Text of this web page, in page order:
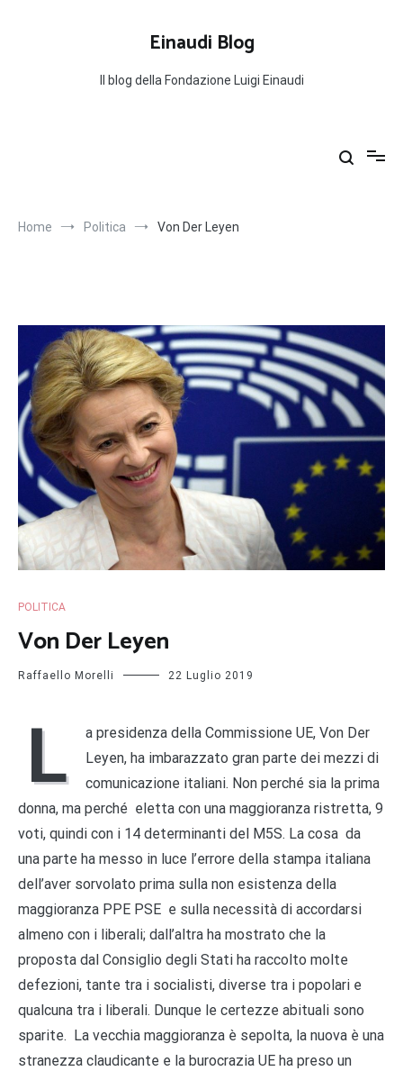
Einaudi Blog
Il blog della Fondazione Luigi Einaudi
Home Politica Von Der Leyen
POLITICA
Von Der Leyen
Raffaello Morelli 22 Luglio 2019
L
a presidenza della Commissione UE, Von Der
Leyen, ha imbarazzato gran parte dei mezzi di
comunicazione italiani. Non perché sia la prima
donna, ma perché eletta con una maggioranza ristretta, 9
voti, quindi con i 14 determinanti del M5S. La cosa da
una parte ha messo in luce l’errore della stampa italiana
dell’aver sorvolato prima sulla non esistenza della
maggioranza PPE PSE e sulla necessità di accordarsi
almeno con i liberali; dall’altra ha mostrato che la
proposta dal Consiglio degli Stati ha raccolto molte
defezioni, tante tra i socialisti, diverse tra i popolari e
qualcuna tra i liberali. Dunque le certezze abituali sono
sparite. La vecchia maggioranza è sepolta, la nuova è una
stranezza claudicante e la burocrazia UE ha preso un